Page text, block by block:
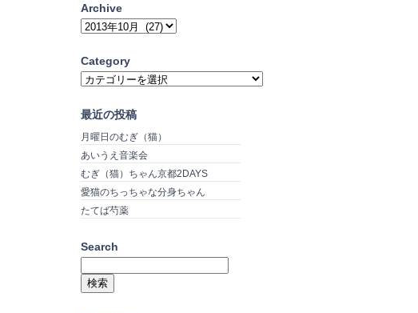
Archive
Archive
Category
Category
最近の投稿
月曜日のむぎ（猫）
あいうえ音楽会
むぎ（猫）ちゃん京都2DAYS
愛猫のちっちゃな分身ちゃん
たてば芍薬
Search
索: